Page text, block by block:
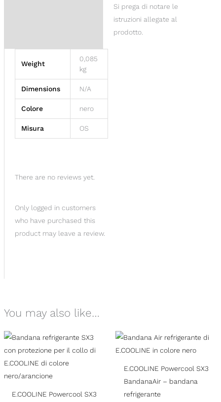
Si prega di notare le
istruzioni allegate al
prodotto.
Weight
0,085
kg
Dimensions N/A
Colore nero
Misura OS
There are no reviews yet.
Only logged in customers
who have purchased this
product may leave a review.
You may also like…
E.COOLINE Powercool SX3
E.COOLINE Powercool SX3
BandanaAir – bandana
refrigerante